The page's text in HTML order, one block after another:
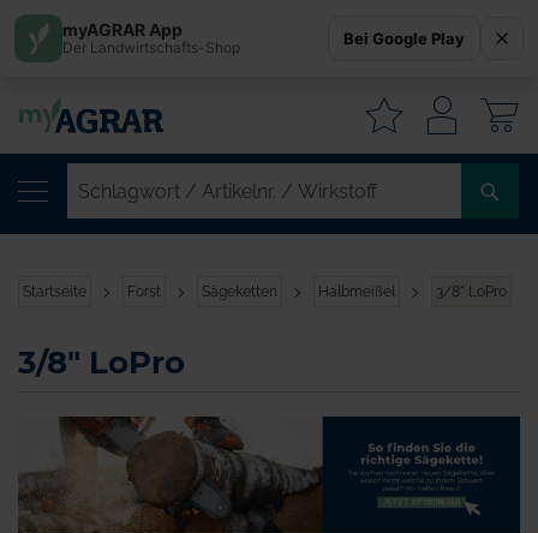
/
Startseite Forst Sägeketten Halbmeißel 3/8" LoPro
3/8" LoPro
myAGRAR App
Der Landwirtschafts-Shop Bei Google Play